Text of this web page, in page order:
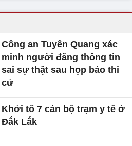
Công an Tuyên Quang xác
minh người đăng thông tin
sai sự thật sau họp báo thi
cử
Khởi tố 7 cán bộ trạm y tế ở
Đắk Lắk